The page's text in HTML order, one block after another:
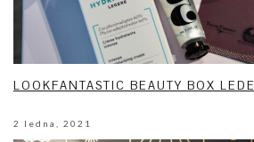
LOOKFANTASTIC BEAUTY BOX
2 ledna, 2021